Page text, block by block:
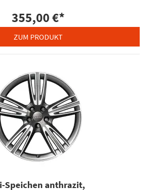
355,00 €*
ZUM PRODUKT
Speichen anthrazit,